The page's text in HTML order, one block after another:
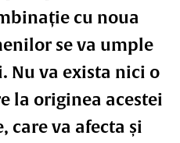
cu noua
se va umple
Nu va exista nici o
la originea acestei
care va afecta și